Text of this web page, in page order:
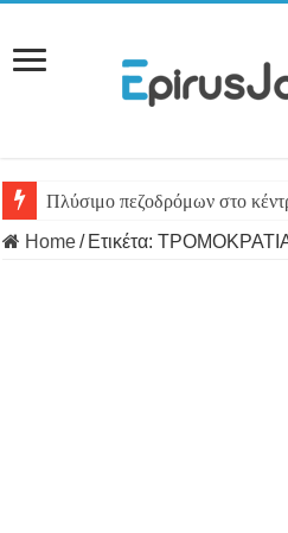
Πλύσιμο πεζοδρόμων στο
Home/ Ετικέτα: